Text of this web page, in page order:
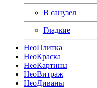
В санузел
Гладкие
НеоПлитка
НеоКраска
НеоКартины
НеоВитраж
НеоДиваны